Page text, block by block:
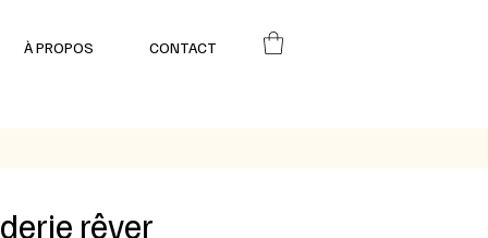
À PROPOS CONTACT
rêver